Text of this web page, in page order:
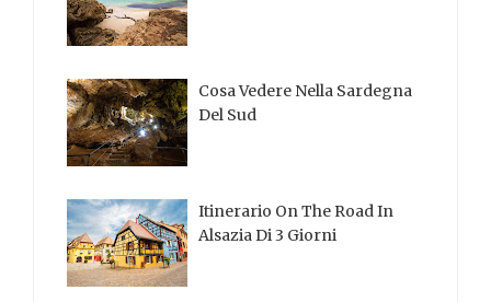
Cosa Vedere Nella Sardegna
Del Sud
Itinerario On The Road In
Alsazia Di 3 Giorni